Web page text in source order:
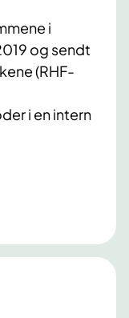
i
og sendt
(RHF-
i en intern